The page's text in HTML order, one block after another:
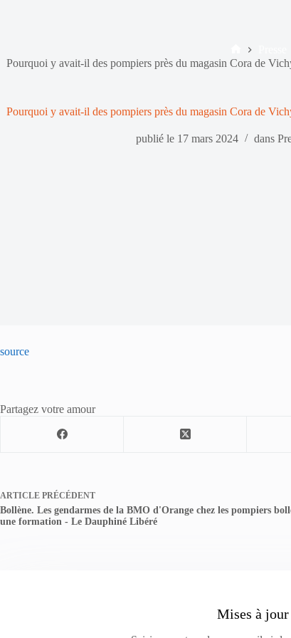
Accueil
Pourquoi y avait-il des pompiers près du magasin Cora de
Pourquoi y avait-il des pompiers près du magasin Cora de
publié le 17 mars 2024 dans
source
Partagez votre amour
ARTICLE PRÉCÉDENT
Bollène. Les gendarmes de la BMO d'Orange chez les pompiers
une formation - Le Dauphiné Libéré
Mises à